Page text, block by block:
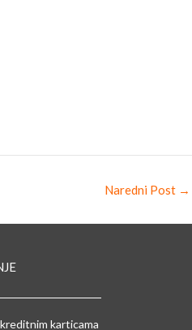
Naredni Post →
karticama